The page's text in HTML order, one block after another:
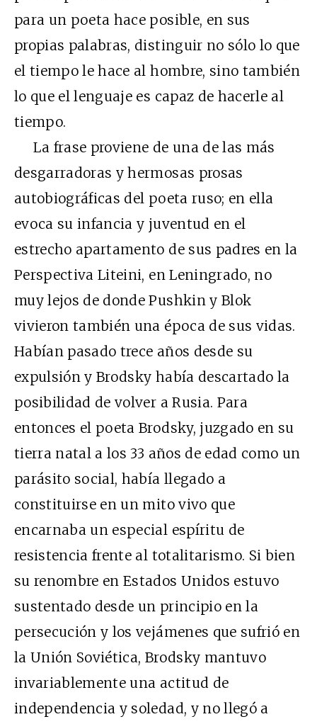
para un poeta hace posible, en sus
propias palabras, distinguir no sólo lo que
el tiempo le hace al hombre, sino también
lo que el lenguaje es capaz de hacerle al
tiempo.
La frase proviene de una de las más
desgarradoras y hermosas prosas
autobiográficas del poeta ruso; en ella
evoca su infancia y juventud en el
estrecho apartamento de sus padres en la
Perspectiva Liteini, en Leningrado, no
muy lejos de donde Pushkin y Blok
vivieron también una época de sus vidas.
Habían pasado trece años desde su
expulsión y Brodsky había descartado la
posibilidad de volver a Rusia. Para
entonces el poeta Brodsky, juzgado en su
tierra natal a los 33 años de edad como un
parásito social, había llegado a
constituirse en un mito vivo que
encarnaba un especial espíritu de
resistencia frente al totalitarismo. Si bien
su renombre en Estados Unidos estuvo
sustentado desde un principio en la
persecución y los vejámenes que sufrió en
la Unión Soviética, Brodsky mantuvo
invariablemente una actitud de
independencia y soledad, y no llegó a